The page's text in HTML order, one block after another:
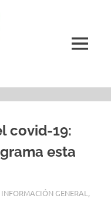
MENÚ
covid-19:
esta
INFORMACIÓN GENERAL ,